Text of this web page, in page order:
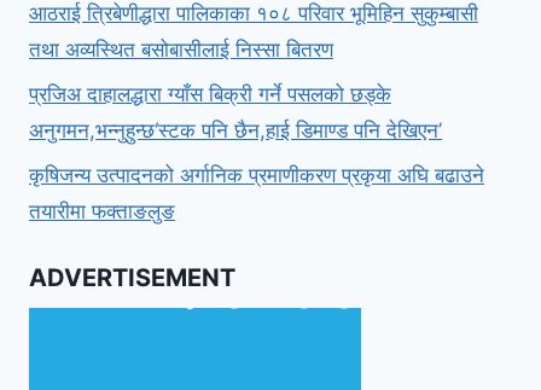
आठराई त्रिबेणीद्धारा पालिकाका १०८ परिवार भूमिहिन सुकुम्बासी
तथा अव्यस्थित बसोबासीलाई निस्सा बितरण
प्रजिअ दाहालद्धारा ग्याँस बिक्री गर्ने पसलको छड्के
अनुगमन,भन्नुहुन्छ‘स्टक पनि छैन,हाई डिमाण्ड पनि देखिएन’
कृषिजन्य उत्पादनको अर्गानिक प्रमाणीकरण प्रकृया अघि बढाउने
तयारीमा फक्ताङलुङ
ADVERTISEMENT